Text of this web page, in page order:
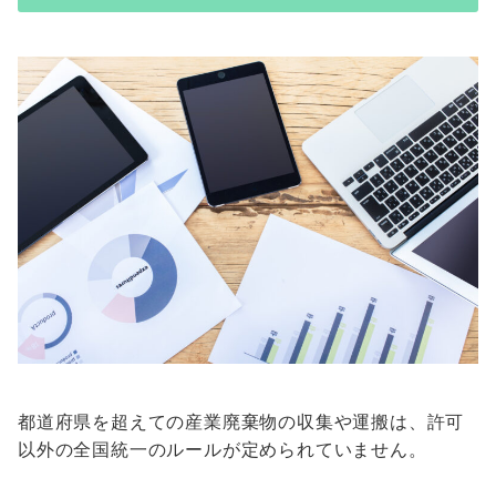
都道府県を超えての産業廃棄物の収集や運搬は、許可
以外の全国統一のルールが定められていません。